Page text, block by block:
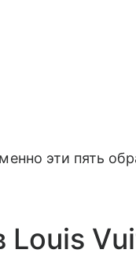
эти пять
Louis